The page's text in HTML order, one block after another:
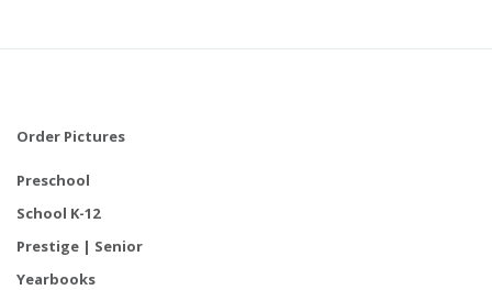
Order Pictures
Preschool
School K-12
Prestige | Senior
Yearbooks